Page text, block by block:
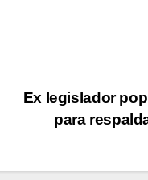
Ex legislador
para